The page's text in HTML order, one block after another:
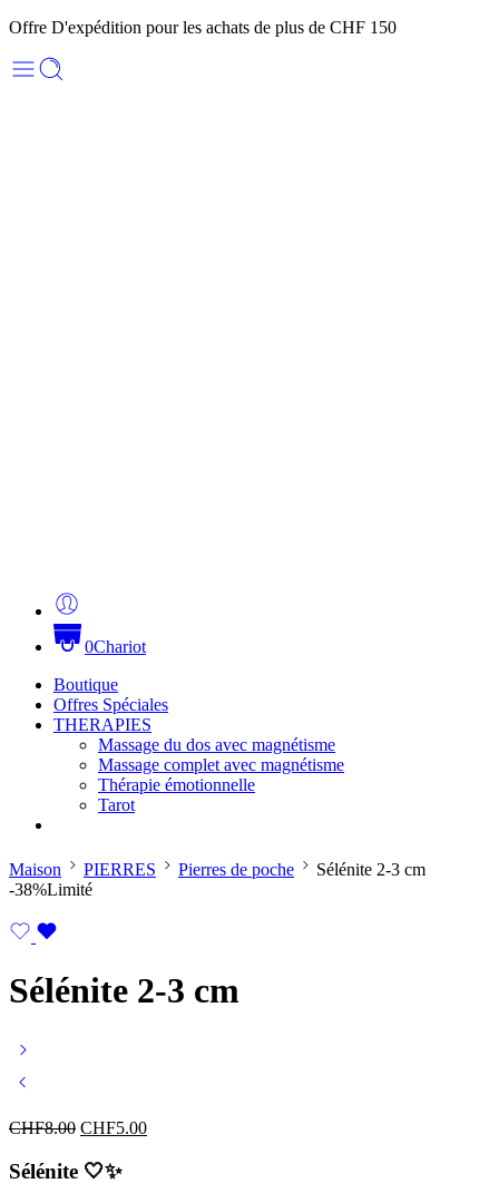
Offre D'expédition pour les achats de plus de CHF 150
0Chariot
Boutique
Offres Spéciales
THERAPIES
Massage du dos avec magnétisme
Massage complet avec magnétisme
Thérapie émotionnelle
Tarot
Maison PIERRES Pierres de poche
Sélénite 2-3 cm
-38%Limité
Sélénite 2-3 cm
CHF8.00 CHF5.00
Sélénite 🤍✨